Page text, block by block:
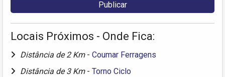
Locais Próximos - Onde Fica:
Distância de 2 Km - Coumar Ferragens
Distância de 3 Km - Torno Ciclo